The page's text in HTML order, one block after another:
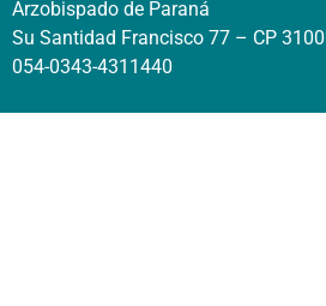
Arzobispado de Paraná
Su Santidad Francisco 77 – CP 3100
054-0343-4311440